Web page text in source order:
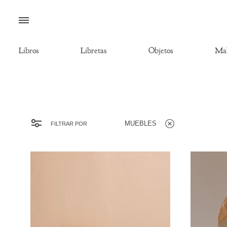
Menú
Libros Libretas Objetos
FILTRAR POR MUEBLES